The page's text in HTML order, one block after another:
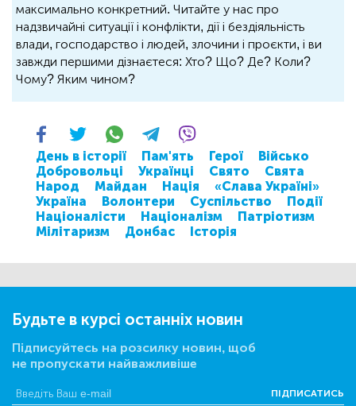
максимально конкретний. Читайте у нас про
надзвичайні ситуації і конфлікти, дії і бездіяльність
влади, господарство і людей, злочини і проєкти, і ви
завжди першими дізнаєтеся: Хто? Що? Де? Коли?
Чому? Яким чином?
День в історії Пам'ять Герої
Військо
Добровольці
Українці Свято
Свята
Народ
Майдан Нація
«Слава Україні»
Україна
Волонтери Суспільство
Події
Націоналісти
Націоналізм
Патріотизм
Мілітаризм
Донбас Історія
Будьте в курсі останніх новин
Підписуйтесь на розсилку новин, щоб
не пропускати найважливіше
ПІДПИСАТИСЬ